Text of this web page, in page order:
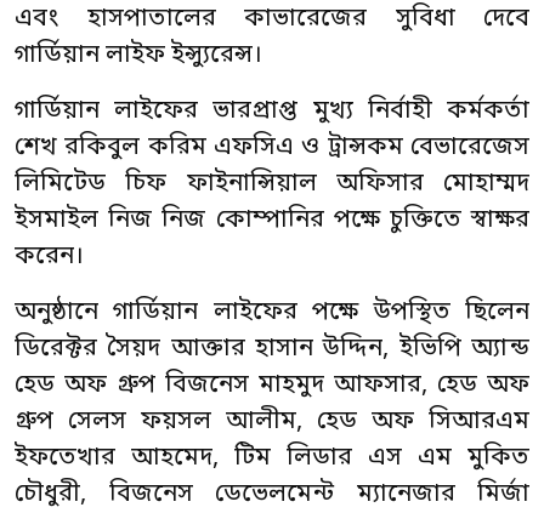
এবং হাসপাতালের কাভারেজের সুবিধা দেবে
গার্ডিয়ান লাইফ ইন্স্যুরেন্স।
গার্ডিয়ান লাইফের ভারপ্রাপ্ত মুখ্য নির্বাহী কর্মকর্তা
শেখ রকিবুল করিম এফসিএ ও ট্রান্সকম বেভারেজেস
লিমিটেড চিফ ফাইনান্সিয়াল অফিসার মোহাম্মদ
ইসমাইল নিজ নিজ কোম্পানির পক্ষে চুক্তিতে স্বাক্ষর
করেন।
অনুষ্ঠানে গার্ডিয়ান লাইফের পক্ষে উপস্থিত ছিলেন
ডিরেক্টর সৈয়দ আক্তার হাসান উদ্দিন, ইভিপি অ্যান্ড
হেড অফ গ্রুপ বিজনেস মাহমুদ আফসার, হেড অফ
গ্রুপ সেলস ফয়সল আলীম, হেড অফ সিআরএম
ইফতেখার আহমেদ, টিম লিডার এস এম মুকিত
চৌধুরী, বিজনেস ডেভেলমেন্ট ম্যানেজার মির্জা